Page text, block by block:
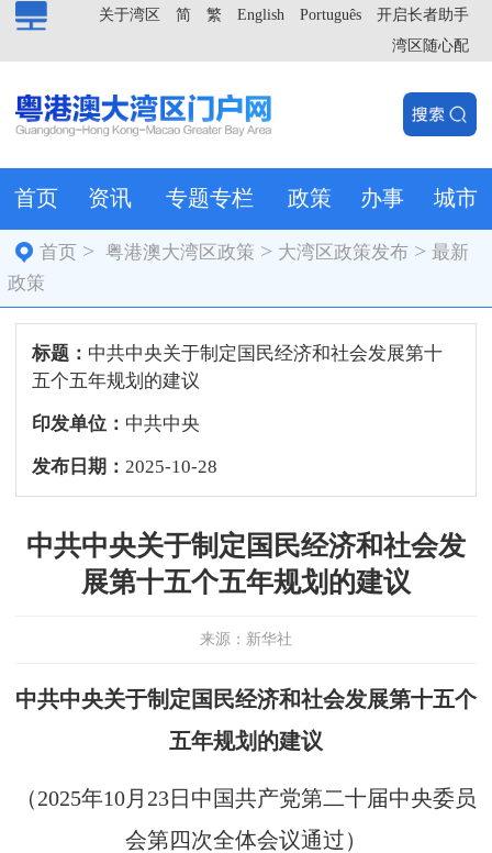
开启长者助手
Português
English
繁
简
关于湾区
湾区随心配
首页 资讯 专题专栏 政策 办事 城市
首页 >粤港澳大湾区政策 > 大湾区政策发布 >最新
政策
标题： 中共中央关于制定国民经济和社会发展第十
五个五年规划的建议
印发单位： 中共中央
发布日期： 2025-10-28
中共中央关于制定国民经济和社会发
展第十五个五年规划的建议
来源：新华社
中共中央关于制定国民经济和社会发展第十五个
五年规划的建议
（2025年10月23日中国共产党第二十届中央委员
会第四次全体会议通过）